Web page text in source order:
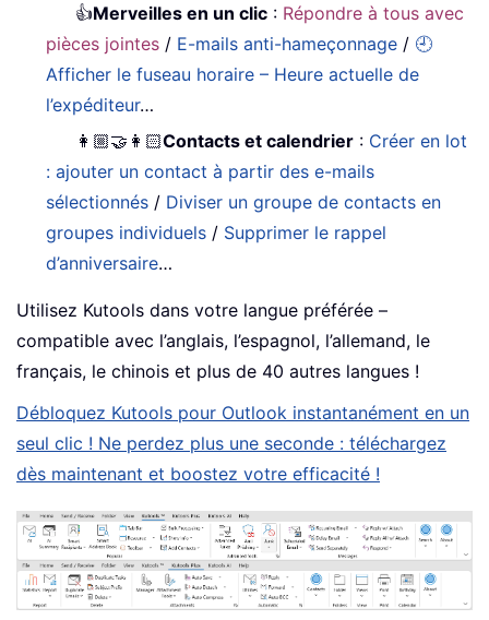
👍Merveilles en un clic : Répondre à tous avec
pièces jointes / E-mails anti-hameçonnage / 🕘
Afficher le fuseau horaire – Heure actuelle de
l’expéditeur…
👩🏼‍🤝‍👩🏻Contacts et calendrier : Créer en lot
: ajouter un contact à partir des e-mails
sélectionnés / Diviser un groupe de contacts en
groupes individuels / Supprimer le rappel
d’anniversaire…
Utilisez Kutools dans votre langue préférée –
compatible avec l’anglais, l’espagnol, l’allemand, le
français, le chinois et plus de 40 autres langues !
Débloquez Kutools pour Outlook instantanément en un
seul clic ! Ne perdez plus une seconde : téléchargez
dès maintenant et boostez votre efficacité !